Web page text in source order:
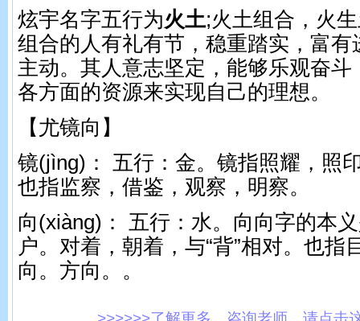
炫宇名字五行为火土;火土组合，火
组合的人有礼有节，稳重踏实，富有
主动。其人意志坚定，能够乐观奋
各方面的资源来实现自己的理想。
【尤镜向】
镜(jìnɡ)： 五行：金。 镜指照耀，照
也指监察，借鉴，观察，明察。
向(xiànɡ)： 五行：水。 向向字的本
户。对着，朝着，与“背”相对。也指
向。方向。。